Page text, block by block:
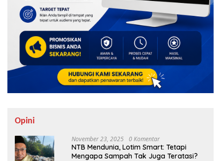
Opini
November 23, 2025 0 Komentar
NTB Mendunia, Lotim Smart: Tetapi
Mengapa Sampah Tak Juga Teratasi?